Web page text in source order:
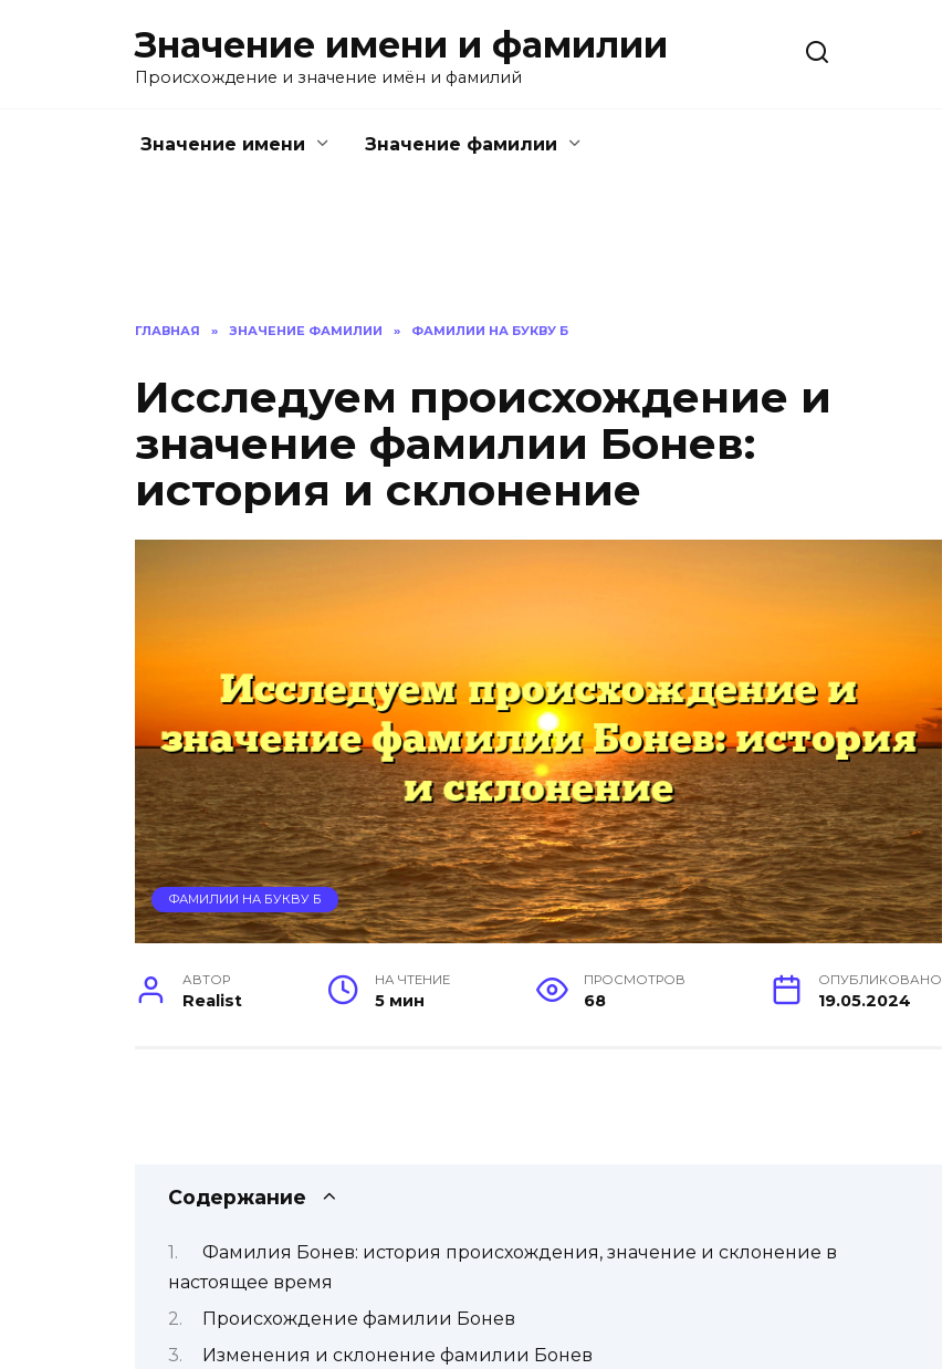
Значение имени и фамилии
Происхождение и значение имён и фамилий
Значение имени Значение фамилии
ГЛАВНАЯ » ЗНАЧЕНИЕ ФАМИЛИИ » ФАМИЛИИ НА БУКВУ Б
Исследуем происхождение и
значение фамилии Бонев:
история и склонение
ФАМИЛИИ НА БУКВУ Б
АВТОР
Realist
НА ЧТЕНИЕ
5 мин
ПРОСМОТРОВ
68
ОПУБЛИКОВАНО
19.05.2024
Содержание
Фамилия Бонев: история происхождения, значение и склонение в
настоящее время
Происхождение фамилии Бонев
Изменения и склонение фамилии Бонев